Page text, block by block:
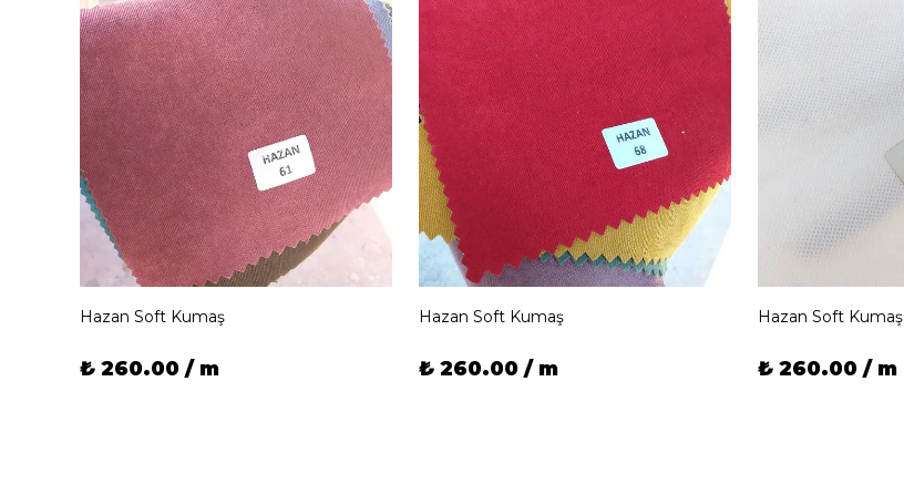
Hazan Soft Kumaş
₺ 260.00 / m
Hazan Soft Kumaş
₺ 260.00 / m
Hazan Soft Kumaş
₺ 260.00 / m